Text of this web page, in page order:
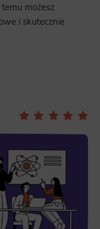
możesz
i skutecznie